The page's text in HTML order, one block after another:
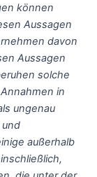
können
Aussagen
davon
Aussagen
solche
in
ungenau
außerhalb